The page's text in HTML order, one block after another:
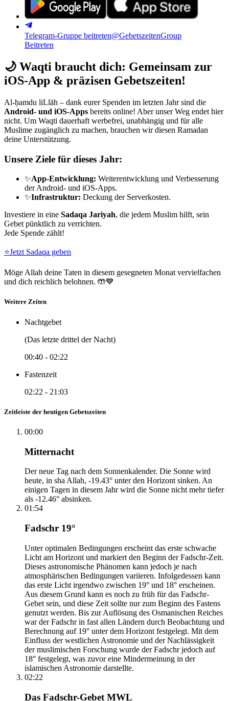
Telegram-Gruppe beitreten@GebetszeitenGroup
Beitreten
🌙 Waqti braucht dich: Gemeinsam zur
iOS-App & präzisen Gebetszeiten!
Al-ḥamdu liLlāh – dank eurer Spenden im letzten Jahr sind die
Android- und iOS-Apps bereits online! Aber unser Weg endet hier
nicht. Um Waqti dauerhaft werbefrei, unabhängig und für alle
Muslime zugänglich zu machen, brauchen wir diesen Ramadan
deine Unterstützung.
Unsere Ziele für dieses Jahr:
✨App-Entwicklung: Weiterentwicklung und Verbesserung
der Android- und iOS-Apps.
✨Infrastruktur: Deckung der Serverkosten.
Investiere in eine Sadaqa Jariyah, die jedem Muslim hilft, sein
Gebet pünktlich zu verrichten.
Jede Spende zählt!
⭐Jetzt Sadaqa geben
Möge Allah deine Taten in diesem gesegneten Monat vervielfachen
und dich reichlich belohnen. 🤲💙
Weitere Zeiten
Nachtgebet
(Das letzte drittel der Nacht)
00:40 - 02:22
Fastenzeit
02:22 - 21:03
Zeitleiste der heutigen Gebetszeiten
00:00
Mitternacht
Der neue Tag nach dem Sonnenkalender. Die Sonne wird
heute, in sha Allah, -19.43° unter den Horizont sinken. An
einigen Tagen in diesem Jahr wird die Sonne nicht mehr tiefer
als -12.46° absinken.
01:54
Fadschr 19°
Unter optimalen Bedingungen erscheint das erste schwache
Licht am Horizont und markiert den Beginn der Fadschr-Zeit.
Dieses astronomische Phänomen kann jedoch je nach
atmosphärischen Bedingungen variieren. Infolgedessen kann
das erste Licht irgendwo zwischen 19° und 18° erscheinen.
Aus diesem Grund kann es noch zu früh für das Fadschr-
Gebet sein, und diese Zeit sollte nur zum Beginn des Fastens
genutzt werden. Bis zur Auflösung des Osmanischen Reiches
war der Fadschr in fast allen Ländern durch Beobachtung und
Berechnung auf 19° unter dem Horizont festgelegt. Mit dem
Einfluss der westlichen Astronomie und der Nachlässigkeit
der muslimischen Forschung wurde der Fadschr jedoch auf
18° festgelegt, was zuvor eine Mindermeinung in der
islamischen Astronomie darstellte.
02:22
Das Fadschr-Gebet MWL